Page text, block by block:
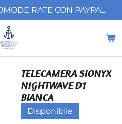
RATE CON PAYPAL
TELECAMERA SIONYX
NIGHTWAVE D1
BIANCA
Disponibile